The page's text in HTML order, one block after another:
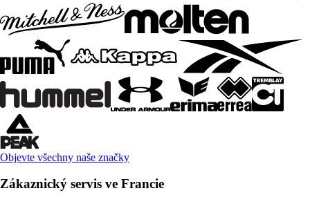
Objevte všechny naše značky
Zákaznický servis ve Francie